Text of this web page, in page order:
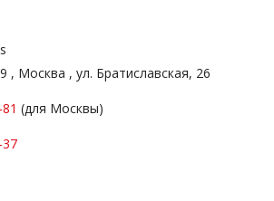
, Москва , ул. Братиславская, 26
(для Москвы)